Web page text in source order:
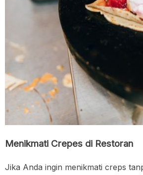
Menikmati Crepes di Restoran
Jika Anda ingin menikmati creps